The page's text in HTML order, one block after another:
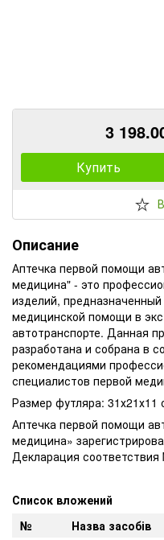
3
Купить
Описание
Аптечка первой помощи
медицина" - это
изделий,
медицинской помощи в
автотранспорте. Данная
разработана и собрана в
рекомендациями
специалистов первой
Размер футляра: 31х21х11
Аптечка первой помощи
медицина»
Декларация
Список вложений
№
Назва засобів